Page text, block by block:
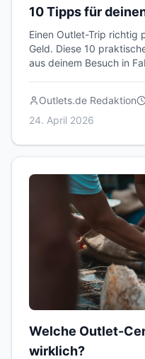
10 Tipps für
Einen Outlet-Trip richtig
Geld. Diese 10
aus deinem Besuch in
Outlets.de Redaktion
24. April 2026
Welche Outlet-
wirklich?